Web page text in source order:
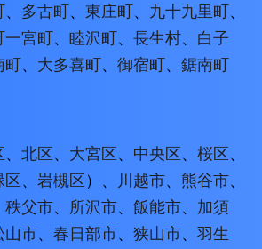
、 多古町、 東庄町、 九十九里町、
一宮町、 睦沢町、 長生村、 白子
町、 大多喜町、 御宿町、 鋸南町
、 北区、 大宮区、 中央区、 桜区、
区、 岩槻区）、 川越市、 熊谷市、
秩父市、 所沢市、 飯能市、 加須
山市、 春日部市、 狭山市、 羽生